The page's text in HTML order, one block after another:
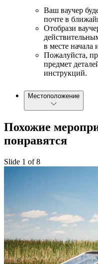
Ваш ваучер
почте в
Отобрази
в месте начала
Пожалуйста,
предмет
инструкций.
Местоположение
Похожие
понравятся
Slide 1 of 8